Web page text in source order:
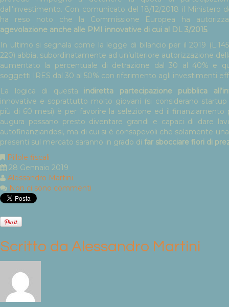
dall’investimento. Con comunicato del 18/12/2018 il Ministero
ha reso noto che la Commissione Europea ha
agevolazione anche alle PMI innovative di cui al DL 3/2015.
In ultimo si segnala come la legge di bilancio per il 2019
220) abbia, subordinatamente ad un’ulteriore autorizzazione
aumentato la percentuale di detrazione dal 30 al 40% e
soggetti IRES dal 30 al 50% con riferimento agli investimenti
La logica di questa indiretta partecipazione pubblica
innovative e soprattutto molto giovani (si considerano
più di 60 mesi) è per favorire la selezione ed il finanziamento
augura possano presto diventare grandi e capaci di dare
autofinanziandosi, ma di cui si è consapevoli che solamente
presenti sul mercato saranno in grado di far sbocciare fiori di
Pillole fiscali
28 Gennaio 2019
Alessandro Martini
Non ci sono commenti
Scritto da Alessandro Martini